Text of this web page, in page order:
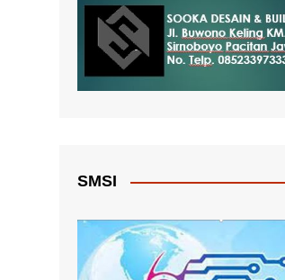
SMSI